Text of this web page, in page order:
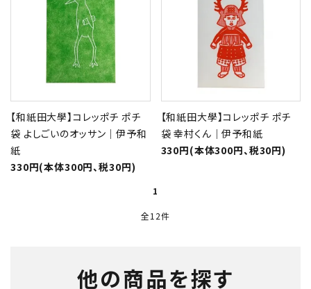
【和紙田大學】コレッポチ ポチ
袋 よしごいのオッサン｜伊予和
紙
330円(本体300円、税30円)
【和紙田大學】コレッポチ ポチ
袋 幸村くん｜伊予和紙
330円(本体300円、税30円)
1
全12件
他の商品を探す